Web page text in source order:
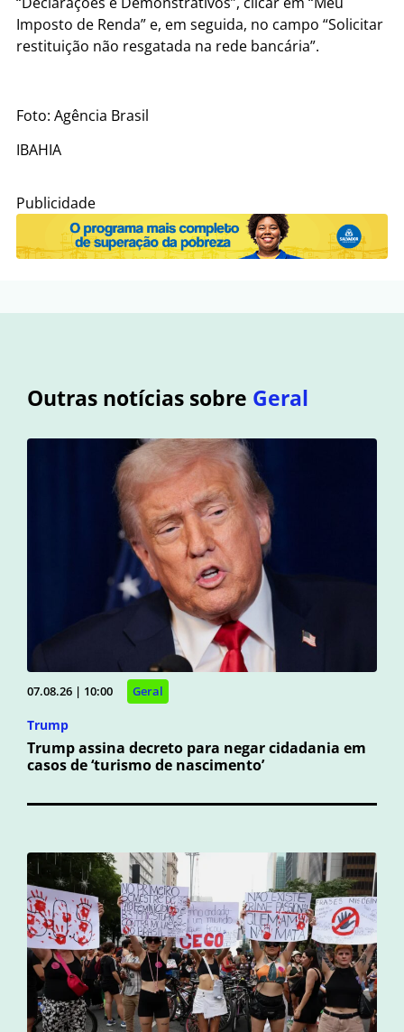
Imposto de Renda” e, em seguida, no campo “Solicitar
restituição não resgatada na rede bancária”.
Foto: Agência Brasil
IBAHIA
Publicidade
Outras notícias sobre Geral
07.08.26 | 10:00 Geral
Trump
Trump assina decreto para negar cidadania em
casos de ‘turismo de nascimento’